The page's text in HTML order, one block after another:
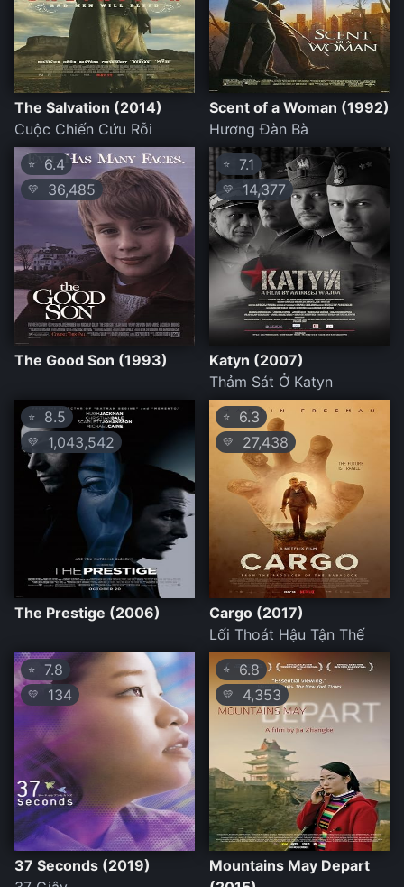
The Salvation (2014)
Cuộc Chiến Cứu Rỗi
Scent of a Woman (1992)
Hương Đàn Bà
⭐ 6.4
💛 36,485
The Good Son (1993)
⭐ 7.1
💛 14,377
Katyn (2007)
Thảm Sát Ở Katyn
⭐ 8.5
💛 1,043,542
The Prestige (2006)
⭐ 6.3
💛 27,438
Cargo (2017)
Lối Thoát Hậu Tận Thế
⭐ 7.8
💛 134
37 Seconds (2019)
⭐ 6.8
💛 4,353
Mountains May Depart